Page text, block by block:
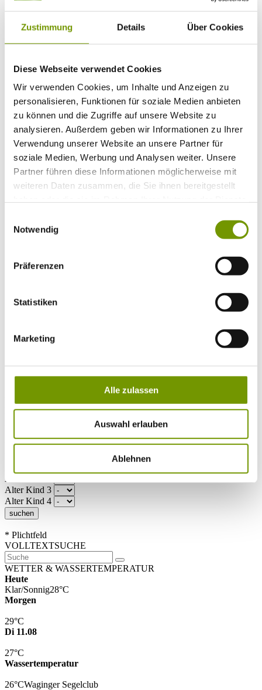
Zustimmung Details Über Cookies
Diese Webseite verwendet Cookies
Wir verwenden Cookies, um Inhalte und Anzeigen zu
personalisieren, Funktionen für soziale Medien anbieten
zu können und die Zugriffe auf unsere Website zu
analysieren. Außerdem geben wir Informationen zu Ihrer
Verwendung unserer Website an unsere Partner für
soziale Medien, Werbung und Analysen weiter. Unsere
Partner führen diese Informationen möglicherweise mit
weiteren Daten zusammen, die Sie ihnen bereitgestellt
Notwendig
Präferenzen
Statistiken
Marketing
Alle zulassen
Auswahl erlauben
Ablehnen
Anreise*
Nächte
Alter Kind 2
Alter Kind 3
Alter Kind 4
suchen
* Plichtfeld
Info
Ihr Urlaub bei uns +
Anreise
Mobilität
Klassifizierung
Bitte wählen Sie einen Ort
Erwachsene
Alter Kind 2
Alter Kind 3
Alter Kind 4
suchen
* Plichtfeld
VOLLTEXTSUCHE
WETTER & WASSERTEMPERATUR
Heute
Klar/Sonnig28°C
Morgen
29°C
Di 11.08
27°C
Wassertemperatur
26°CWaginger Segelclub